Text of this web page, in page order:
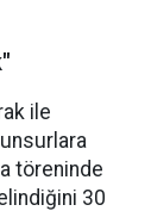
ile
unsurlara
töreninde
30